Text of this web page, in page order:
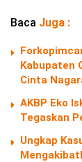
Baca Juga :
Kabupaten
Cinta
AKBP Eko
Tegaskan
Ungkap